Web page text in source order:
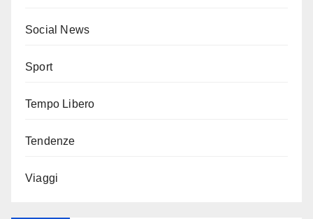
Social News
Sport
Tempo Libero
Tendenze
Viaggi